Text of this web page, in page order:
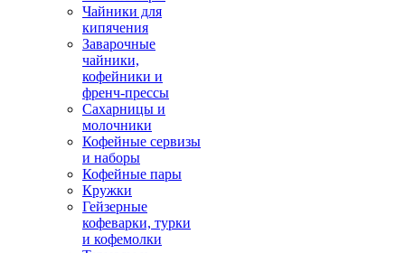
Чайники для
кипячения
Заварочные
чайники,
кофейники и
френч-прессы
Сахарницы и
молочники
Кофейные сервизы
и наборы
Кофейные пары
Кружки
Гейзерные
кофеварки, турки
и кофемолки